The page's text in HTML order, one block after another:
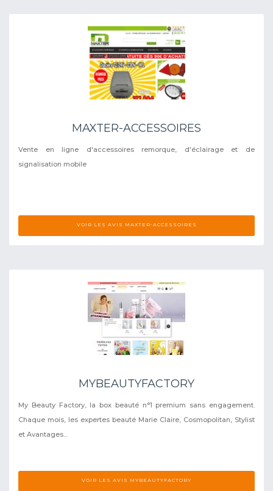
MAXTER-ACCESSOIRES
Vente en ligne d'accessoires remorque, d'éclairage et de
signalisation mobile
VOIR LES AVIS MAXTER-ACCESSOIRES
MYBEAUTYFACTORY
My Beauty Factory, la box beauté n°1 premium sans engagement.
Chaque mois, les expertes beauté Marie Claire, Cosmopolitan, Stylist
et Avantages...
VOIR LES AVIS MYBEAUTYFACTORY